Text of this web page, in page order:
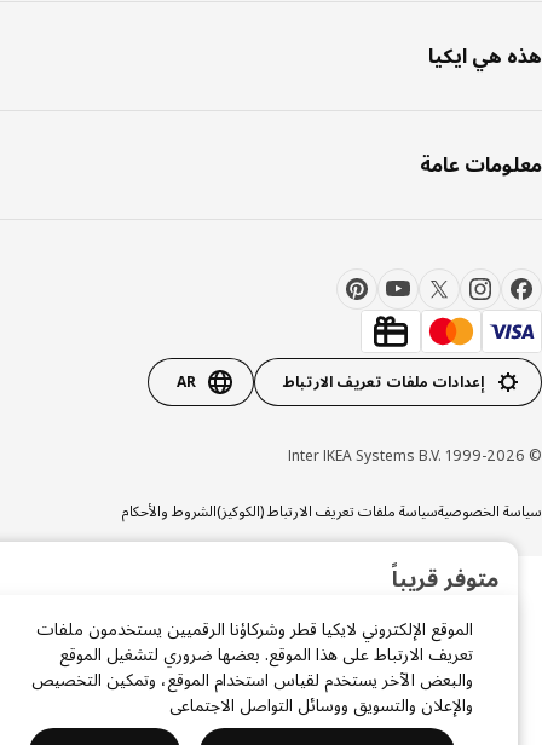
هي ايكيا
عامة
إعدادات ملفات تعريف الارتباط AR
الخصوصيةسياسة ملفات تعريف الارتباط (الكوكيز)الشروط والأحكام
الموقع الإلكتروني لايكيا قطر وشركاؤنا الرقميين يستخدمون ملفات
تعريف الارتباط على هذا الموقع. بعضها ضروري لتشغيل الموقع
والبعض الآخر يستخدم لقياس استخدام الموقع، وتمكين التخصيص
والإعلان والتسويق ووسائل التواصل الاجتماعي
متوفر قريباً
أوافق على الشروط والأحكام وسياسة الخصوصية